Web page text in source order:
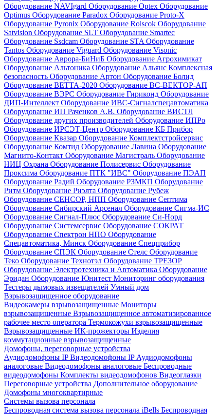
Оборудование NAVIgard Оборудование Optex Оборудование
Optimus Оборудование Paradox Оборудование Proto-X
Оборудование Pyronix Оборудование Roiscok Оборудование
Satvision Оборудование SLT Оборудование Smartec
Оборудование Ssdcam Оборудование STA Оборудование
Tantos Оборудование Viguard Оборудование Visonic
Оборудование Аврора-БиНиБ Оборудование Агрохимикат
Оборудование Альтоника Оборудование Альянс Комплексная
безопасность Оборудование Артон Оборудование Болид
Оборудование ВЕТТА-2020 Оборудование ВС-ВЕКТОР-АП
Оборудование ВЭРС Оборудование Гириконд Оборудование
ДИП-Интеллект Оборудование ИВС-Сигналспецавтоматика
Оборудование ИП Раченков А.В. Оборудование ВИСТЛ
Оборудование других производителей Оборудование ИПРо
Оборудование ИРСЭТ-Центр Оборудование КБ Прибор
Оборудование Квазар Оборудование Комплектстройсервис
Оборудование Комтид Оборудование Лавина Оборудование
Магнито-Контакт Оборудование Магистраль Оборудование
НИЦ Охрана Оборудование Полисервис Оборудование
Проксима Оборудование ПТК "ИВС" Оборудование ПЭАП
Оборудование Радий Оборудование РЗМКП Оборудование
Ритм Оборудование Риэлта Оборудование Рубеж
Оборудование СЕНСОР, НПП Оборудование Септима
Оборудование Сибирский Арсенал Оборудование Сигма-ИС
Оборудование Сигнал-Плюс Оборудование Си-Норд
Оборудование Системсервис Оборудование СОКРАТ
Оборудование Спектрон НПО Оборудование
Спецавтоматика, Минск Оборудование Спецприбор
Оборудование СПЭК Оборудование Стелс Оборудование
Теко Оборудование Технотэл Оборудование ТРЕЗОР
Оборудование Электротехника и Автоматика Оборудование
Эридан Оборудование Юнитест Мониторинг оборудования
Тестеры дымовых извещателей Умный дом
Взрывозащищенное оборудование
Видеокамеры взрывозащищенные Мониторы
взрывозащищенные Взрывозащищенное автоматизированное
рабочее место оператора Термокожухи взрывозащищенные
Взрывозащищенные ИК-прожекторы Изделия
коммутационные взрывозащищенные
Домофоны, переговорные устройства
Аудиодомофоны IPВидеодомофоны IP Аудиодомофоны
аналоговые Видеодомофоны аналоговые Беспроводные
видеодомофоны Комплекты видеодомофонов Видеоглазки
Переговорные устройства Дополнительное оборудование
Домофоны многоквартирные
Системы вызова персонала
Беспроводная система вызова персонала iBells Беспроводная